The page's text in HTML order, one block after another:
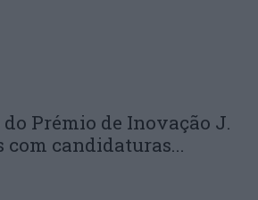
Prémio de Inovação J.
com candidaturas...